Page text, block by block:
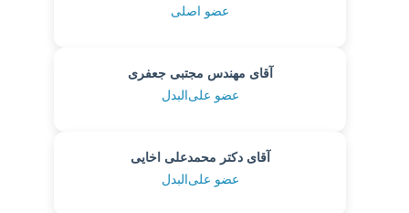
عضو اصلی
آقای مهندس مجتبی جعفری
عضو علی‌البدل
آقای دکتر محمدعلی اخایی
عضو علی‌البدل